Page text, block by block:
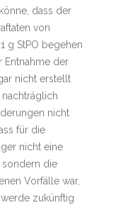
dass der
von
g StPO begehen
Entnahme der
nicht erstellt
nicht
für die
nicht eine
die
Vorfälle war,
zukünftig